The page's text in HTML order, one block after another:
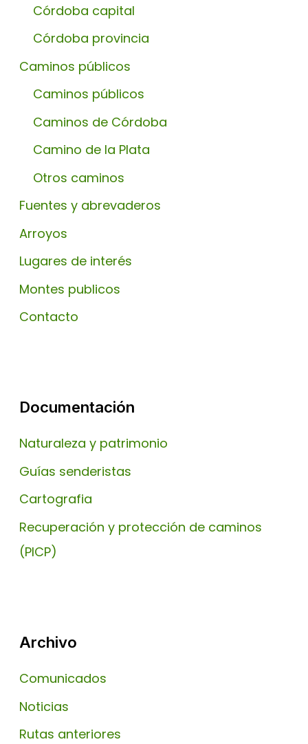
Córdoba capital
Córdoba provincia
Caminos públicos
Caminos públicos
Caminos de Córdoba
Camino de la Plata
Otros caminos
Fuentes y abrevaderos
Arroyos
Lugares de interés
Montes publicos
Contacto
Documentación
Naturaleza y patrimonio
Guías senderistas
Cartografia
Recuperación y protección de caminos
(PICP)
Archivo
Comunicados
Noticias
Rutas anteriores